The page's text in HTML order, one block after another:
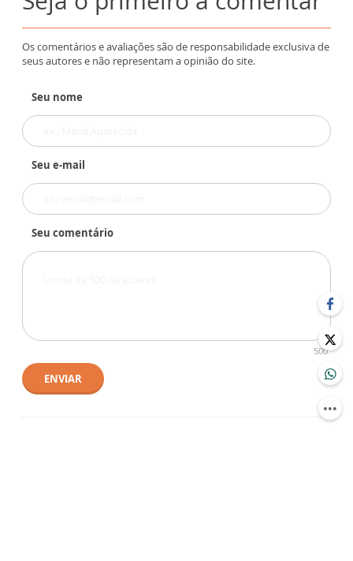
Os comentários e avaliações são de responsabilidade exclusiva de
seus autores e não representam a opinião do site.
Seu nome
Seu e-mail
Seu comentário
500
ENVIAR